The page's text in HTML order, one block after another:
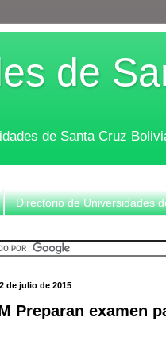
de
de Santa Cruz
Directorio de Universidades
de julio de 2015
Preparan examen